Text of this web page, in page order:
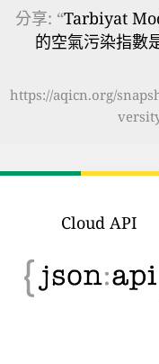
分享: “Tarbiyat
的空氣污染指數
https://aqicn.org/
Cloud API